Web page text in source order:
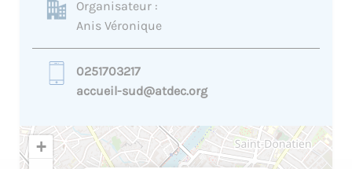
Organisateur :
Anis Véronique
0251703217
accueil-sud@atdec.org
+